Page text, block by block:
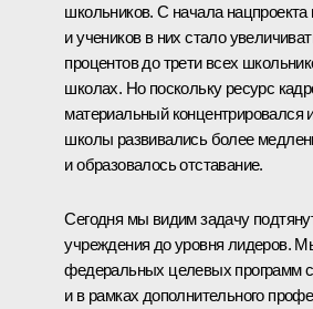
школьников. С начала нацпроекта
и учеников в них стало
процентов до трети всех
школах. Но поскольку ресурс
материальный концентрировался
школы развивались более
и образовалось отставание.
Сегодня мы видим задачу
учреждения до уровня лидеров.
федеральных целевых программ
и в рамках дополнительного